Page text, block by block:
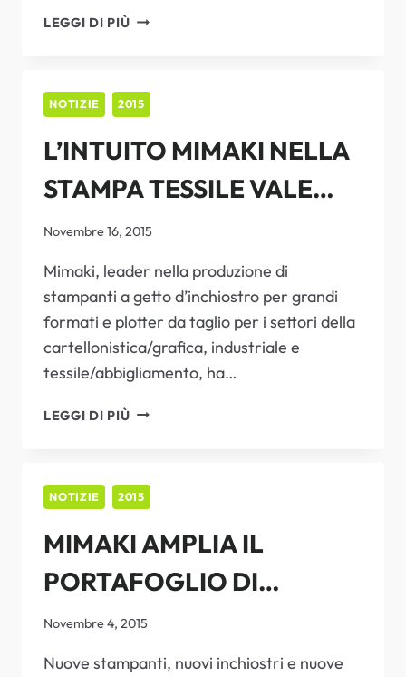
LEGGI DI PIÙLA
IN
MOSTRA
A
VISCOM
ITALIA
NOTIZIE 2015
L’INTUITO MIMAKI NELLA
STAMPA TESSILE VALE
ALL’AZIENDA IL VISCOM
BEST OF AWARD
Novembre 16, 2015
Mimaki, leader nella produzione di
stampanti a getto d’inchiostro per grandi
formati e plotter da taglio per i settori della
cartellonistica/grafica, industriale e
tessile/abbigliamento, ha…
LEGGI DI PIÙL’INTUITO
TESSILE
ALL’AZIENDA
IL
VISCOM
OF
NOTIZIE 2015
MIMAKI AMPLIA IL
PORTAFOGLIO DI
SOLUZIONI PER LA
STAMPA TESSILE
Novembre 4, 2015
Nuove stampanti, nuovi inchiostri e nuove